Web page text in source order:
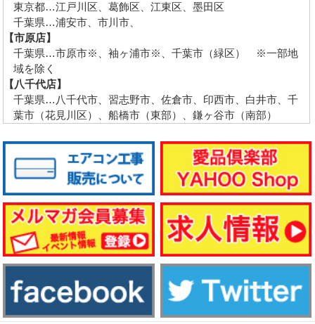
東京都…江戸川区、葛飾区、江東区、墨田区
千葉県…浦安市、市川市、
【市原店】
千葉県…市原市※、袖ヶ浦市※、千葉市（緑区） ※一部地
域を除く
【八千代店】
千葉県…八千代市、習志野市、佐倉市、印西市、白井市、千
葉市（花見川区）、船橋市（東部）、鎌ヶ谷市（南部）